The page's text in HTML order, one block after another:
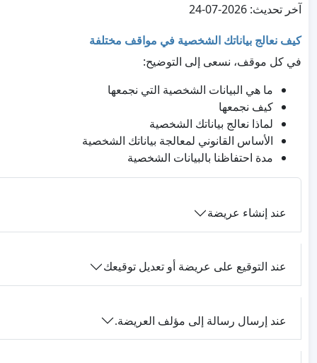
آخر تحديث: 2026-07-24
كيف نعالج بياناتك الشخصية في مواقف مختلفة
في كل موقف، نسعى إلى التوضيح:
ما هي البيانات الشخصية التي نجمعها
كيف نجمعها
لماذا نعالج بياناتك الشخصية
الأساس القانوني لمعالجة بياناتك الشخصية
مدة احتفاظنا بالبيانات الشخصية
عند إنشاء عريضة
عند التوقيع على عريضة أو تعديل توقيعك
عند إرسال رسالة إلى مؤلف العريضة.